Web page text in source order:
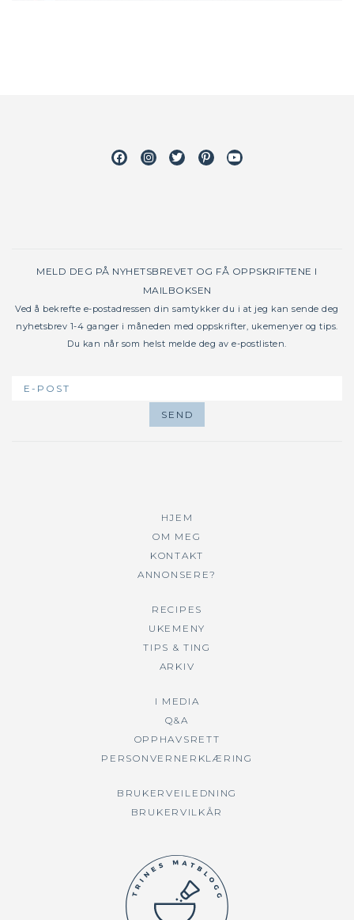
FacebookInstagram
TwitterPinterestYoutube
MELD DEG PÅ NYHETSBREVET OG FÅ OPPSKRIFTENE I
MAILBOKSEN
Ved å bekrefte e-postadressen din samtykker du i at jeg kan sende deg
nyhetsbrev 1-4 ganger i måneden med oppskrifter, ukemenyer og tips.
Du kan når som helst melde deg av e-postlisten.
HJEM
OM MEG
KONTAKT
ANNONSERE?
RECIPES
UKEMENY
TIPS & TING
ARKIV
I MEDIA
Q&A
OPPHAVSRETT
PERSONVERNERKLÆRING
BRUKERVEILEDNING
BRUKERVILKÅR